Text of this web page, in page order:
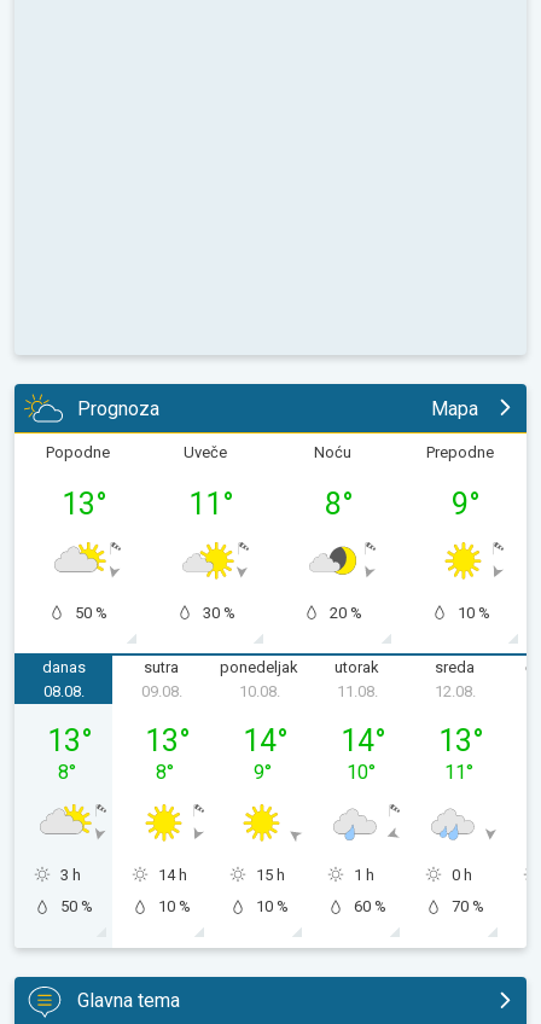
Prognoza Mapa
Popodne
13°
50 %
Uveče
11 °
30 %
Noću
8°
20 %
Prepodne
9°
10 %
danas
subota, 08. 08.
08.08.
13°
8°
3 h
50 %
sutra
09.08.
13°
8°
14 h
10 %
ponedeljak
10.08.
14°
9°
15 h
10 %
utorak
11.08.
14°
10°
1 h
60 %
sreda
12.08.
13°
11°
0 h
70 %
Glavna tema